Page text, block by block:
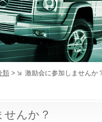
類 > 激励会に参加しませんか
んか？